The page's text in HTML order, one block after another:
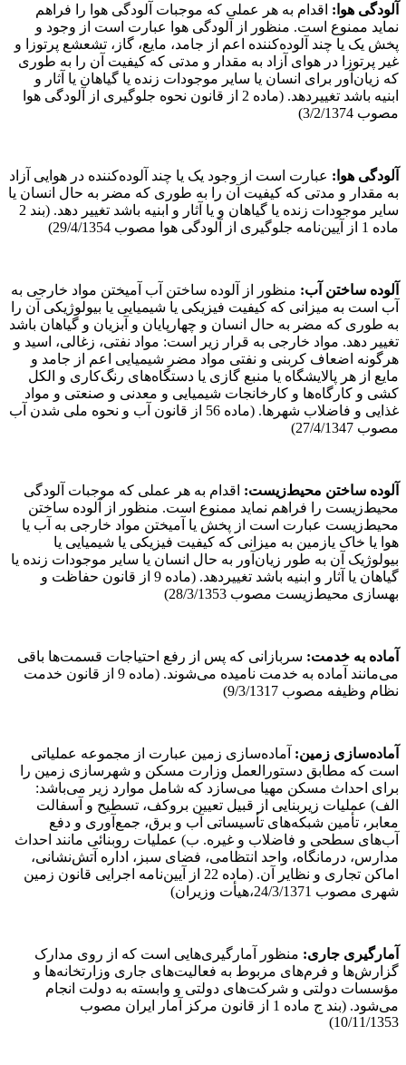
آلودگی هوا: اقدام به هر عملی که موجبات آلودگی هوا را فراهم
نماید ممنوع است. منظور از آلودگی هوا عبارت است از وجود و
پخش یک یا چند آلوده‌کننده اعم از جامد، مایع، گاز، تشعشع پرتوزا و
غیر پرتوزا در هوای آزاد به مقدار و مدتی که کیفیت آن را به طوری
که زیان‌آور برای انسان یا سایر موجودات زنده یا گیاهان یا آثار و
ابنیه باشد تغییردهد. (ماده 2 از قانون نحوه جلوگیری از آلودگی هوا
مصوب 3/2/1374)
آلودگی هوا: عبارت است از وجود یک یا چند آلوده‌کننده در هوایی آزاد
به مقدار و مدتی که کیفیت آن را به طوری که مضر به حال انسان یا
سایر موجودات زنده یا گیاهان و یا آثار و ابنیه باشد تغییر دهد. (بند 2
ماده 1 از آیین‌نامه جلوگیری از آلودگی هوا مصوب 29/4/1354)
آلوده ساختن ‌آب: منظور از آلوده ساختن آب آمیختن مواد خارجی به
آب است به میزانی که کیفیت فیزیکی یا شیمیایی یا بیولوژیکی آن را
به طوری که مضر به حال انسان و چهارپایان و آبزیان و گیاهان باشد
تغییر دهد. مواد خارجی به قرار زیر است: مواد نفتی، زغالی، اسید و
هرگونه اضعاف کربنی و نفتی مواد مضر شیمیایی اعم از جامد و
مایع از هر پالایشگاه یا منبع گازی یا دستگاه‌های رنگ‌کاری و الکل
کشی و کارگاه‌ها و کارخانجات شیمیایی و معدنی و صنعتی و مواد
غذایی و فاضلاب شهرها. (ماده 56 از قانون آب و نحوه ملی شدن آب
مصوب 27/4/1347)
آلوده ساختن محیط‌زیست: اقدام به هر عملی که موجبات آلودگی
محیط‌زیست را فراهم نماید ممنوع است. منظور از آلوده ساختن
محیط‌زیست عبارت است از پخش یا آمیختن مواد خارجی به آب یا
هوا یا خاک یازمین به میزانی که کیفیت فیزیکی یا شیمیایی یا
بیولوژیک آن به طور زیان‌آور به حال انسان یا سایر موجودات زنده یا
گیاهان یا آثار و ابنیه باشد تغییردهد. (ماده 9 از قانون حفاظت و
بهسازی محیط‌زیست مصوب 28/3/1353)
آماده به خدمت: سربازانی که پس از رفع احتیاجات قسمت‌ها باقی
می‌مانند آماده به خدمت نامیده می‌شوند. (ماده 9 از قانون خدمت
نظام وظیفه مصوب 9/3/1317)
آماده‌سازی زمین: آماده‌سازی زمین عبارت از مجموعه عملیاتی
است که مطابق دستورالعمل وزارت مسکن و شهرسازی زمین را
برای احداث مسکن مهیا می‌سازد که شامل موارد زیر می‌باشد:
الف) عملیات زیربنایی از قبیل تعیین بروکف، تسطیح و آسفالت
معابر، تأمین شبکه‌های تأسیساتی آب و برق، جمع‌آوری و دفع
آب‌های سطحی و فاضلاب و غیره. ب) عملیات روبنائی مانند احداث
مدارس، درمانگاه، واحد انتظامی، فضای سبز، اداره آتش‌نشانی،
اماکن تجاری و نظایر آن. (ماده 22 از آیین‌نامه اجرایی قانون زمین
شهری مصوب 24/3/1371،‌هیأت وزیران)
آمارگیری جاری: منظور آمارگیری‌هایی است که از روی مدارک
گزارش‌ها و فرم‌های مربوط به فعالیت‌های جاری وزارتخانه‌ها و
مؤسسات دولتی و شرکت‌های دولتی و وابسته به دولت انجام
می‌شود. (بند ج ماده 1 از قانون مرکز آمار ایران مصوب
10/11/1353)